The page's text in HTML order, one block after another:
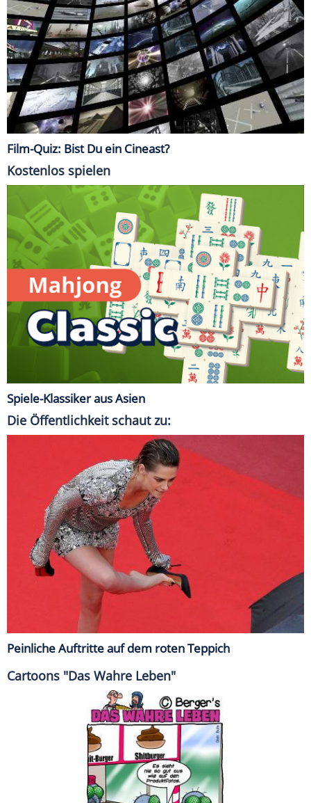
Film-Quiz: Bist Du ein Cineast?
Kostenlos spielen
Spiele-Klassiker aus Asien
Die Öffentlichkeit schaut zu:
Peinliche Auftritte auf dem roten Teppich
Cartoons "Das Wahre Leben"